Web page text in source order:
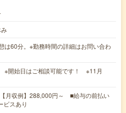
60分。※勤務時間の詳細はお問い合わ
開始日はご相談可能です！ ※11月
月収例】288,000円～ ■給与の前払い
ビスあり